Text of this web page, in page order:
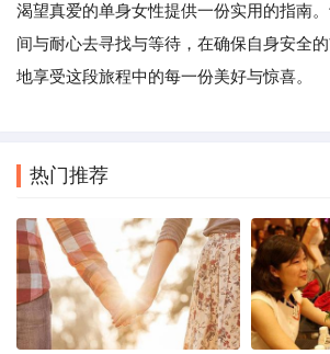
渴望真爱的单身女性提供一份实用的指南
间与耐心去寻找与等待，在确保自身安全
地享受这段旅程中的每一份美好与惊喜。
热门推荐